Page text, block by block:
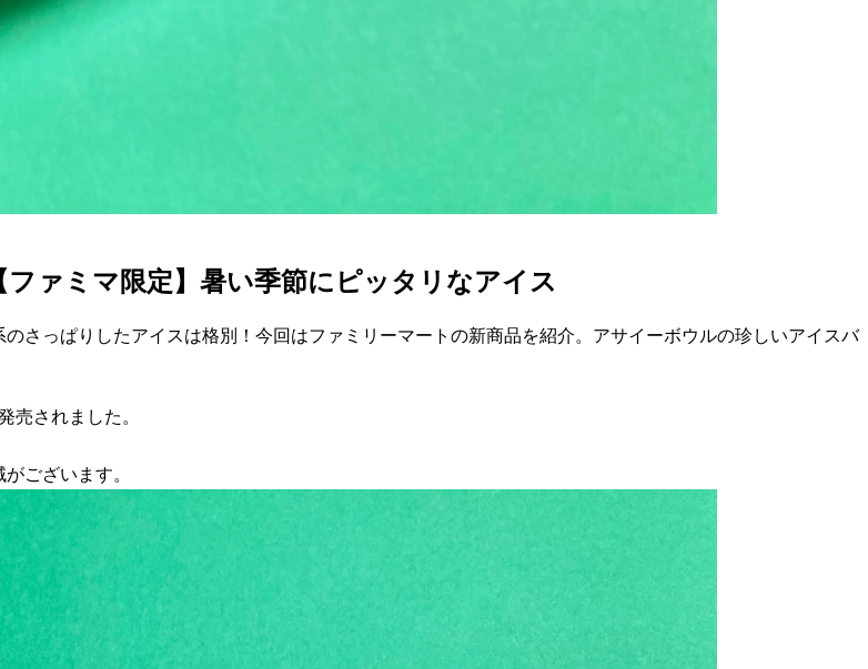
ァミマ限定】暑い季節にピッタリなアイス
さっぱりしたアイスは格別！今回はファミリーマートの新商品を紹介。アサイーボウルの珍しいアイスバ
売されました。
ございます。